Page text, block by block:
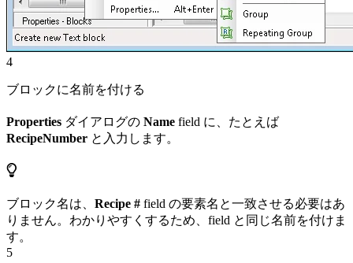
4
ブロックに名前を付ける
Properties ダイアログの Name field に、たとえば
RecipeNumber と入力します。
ブロック名は、 Recipe # field の要素名と一致させる必要はあ
りません。わかりやすくするため、field と同じ名前を付けま
す。
5